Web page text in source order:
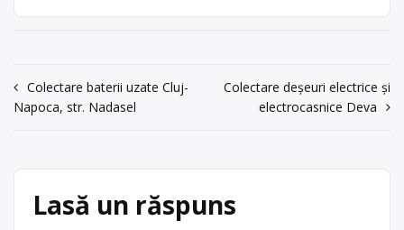
adresa: . Sediu social:Bacău str. Alexei
Tolstoi nr. 8 tel.: 0234/581539,
electrocasnice (DEEE) , în
Bistrița
Navigare
în
Colectare baterii uzate Cluj-
Napoca, str. Nadasel
Colectare deșeuri electrice și
electrocasnice Deva
Lasă un răspuns